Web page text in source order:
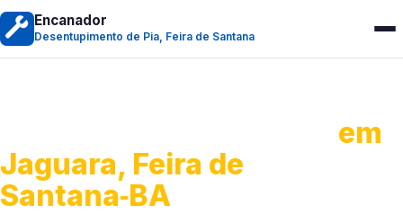
Encanador
Desentupimento de Pia, Feira de Santana
em
Jaguara, Feira de
Santana‑BA